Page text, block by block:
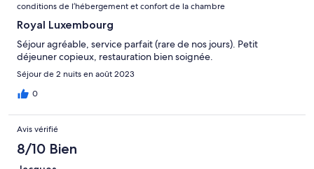
conditions de l’hébergement et confort de la chambre
Royal Luxembourg
Séjour agréable, service parfait (rare de nos jours). Petit
déjeuner copieux, restauration bien soignée.
Séjour de 2 nuits en août 2023
0
Avis vérifié
8/10 Bien